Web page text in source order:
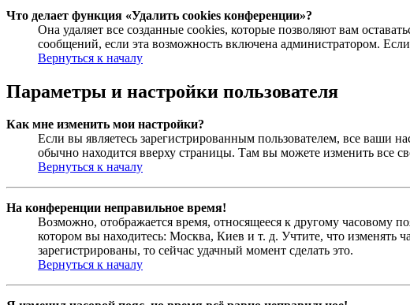
Что делает функция «Удалить cookies конференции»?
Она удаляет все созданные cookies, которые позволяют вам
сообщений, если эта возможность включена администратором.
Вернуться к началу
Параметры и настройки пользователя
Как мне изменить мои настройки?
Если вы являетесь зарегистрированным пользователем, все ваши
обычно находится вверху страницы. Там вы можете изменить все
Вернуться к началу
На конференции неправильное время!
Возможно, отображается время, относящееся к другому часовому
котором вы находитесь: Москва, Киев и т. д. Учтите, что изменять
зарегистрированы, то сейчас удачный момент сделать это.
Вернуться к началу